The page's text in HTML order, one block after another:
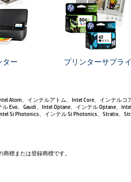
ター プリンターサプライ
Atom、インテルアトム、Intel Core、インテルコア
Evo、Gaudi、Intel Optane、インテル Optane、
Si Photonics、インテル Si Photonics、Stratix、
標または登録商標です。